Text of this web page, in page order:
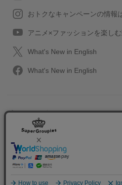
おトクなキャンペーンの情報
アニメ×ファッションを楽し
What's New in English
What's New in English
プライバシーポリシー
特定取引に関する法律
会社情報/採用情報